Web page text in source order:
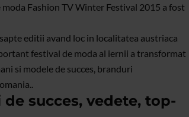
Fashion TV Winter Festival 2015 a fost
editii avand loc in localitatea austriaca
festival de moda al iernii a transformat
si modele de succes, branduri
succes, vedete, top-